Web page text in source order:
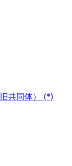
共同体） (*)